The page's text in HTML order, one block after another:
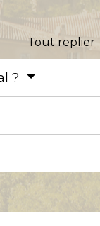
Tout replier
?